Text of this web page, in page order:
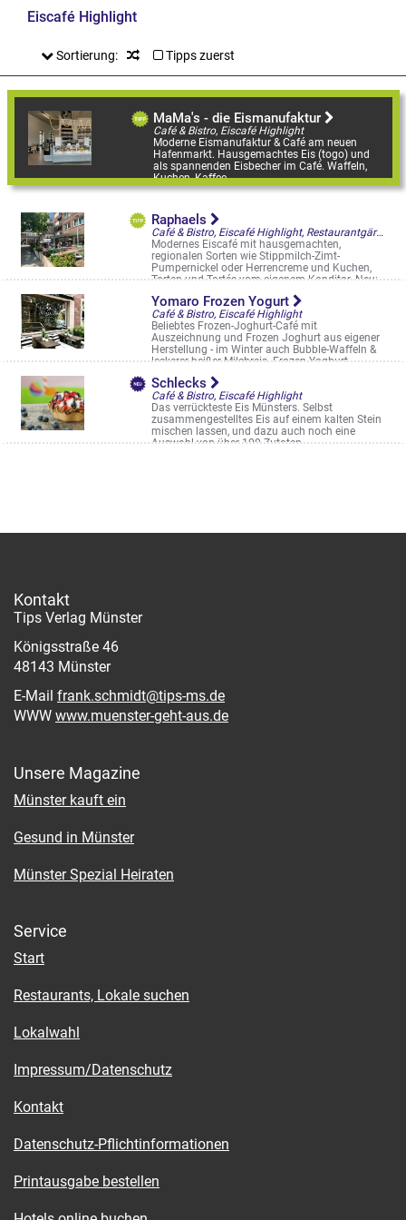
Eiscafé Highlight
Sortierung: Tipps zuerst
MaMa's - die Eismanufaktur
Café & Bistro, Eiscafé Highlight
Moderne Eismanufaktur & Café am neuen
Hafenmarkt. Hausgemachtes Eis (togo) und
als spannenden Eisbecher im Café. Waffeln,
Kuchen, Kaffee
Hafenweg 25
Raphaels
Café & Bistro, Eiscafé Highlight, Restaurantgärten & -Terrassen, Straßencafés & Boulevardterrassen
Modernes Eiscafé mit hausgemachten,
regionalen Sorten wie Stippmilch-Zimt-
Pumpernickel oder Herrencreme und Kuchen,
Torten und Tartés vom eigenem Konditor. Neu:
Bült 1
Yomaro Frozen Yogurt
Café & Bistro, Eiscafé Highlight
Beliebtes Frozen-Joghurt-Café mit
Auszeichnung und Frozen Joghurt aus eigener
Herstellung - im Winter auch Bubble-Waffeln &
leckerer heißer Milchreis. Frozen Yoghurt ...
Königsstr. 15/16
Schlecks
Café & Bistro, Eiscafé Highlight
Das verrückteste Eis Münsters. Selbst
zusammengestelltes Eis auf einem kalten Stein
mischen lassen, und dazu auch noch eine
Auswahl von über 100 Zutaten
Kontakt
Tips Verlag Münster
Königsstraße 46
48143 Münster
E-Mail frank.schmidt@tips-ms.de
WWW www.muenster-geht-aus.de
Unsere Magazine
Münster kauft ein
Gesund in Münster
Münster Spezial Heiraten
Service
Start
Restaurants, Lokale suchen
Lokalwahl
Impressum/Datenschutz
Kontakt
Datenschutz-Pflichtinformationen
Printausgabe bestellen